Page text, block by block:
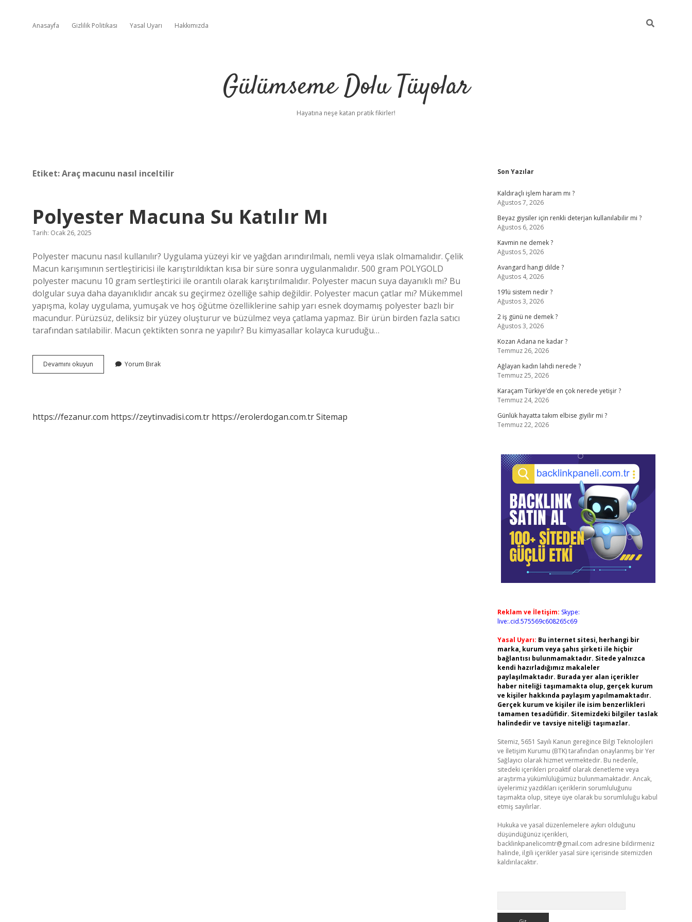
Anasayfa Gizlilik Politikası Yasal Uyarı Hakkımızda
Gülümseme Dolu Tüyolar
Hayatına neşe katan pratik fikirler!
Etiket:Araç macunu nasıl inceltilir
Polyester Macuna Su Katılır Mı
Tarih: Ocak 26, 2025
Polyester macunu nasıl kullanılır? Uygulama yüzeyi kir ve yağdan arındırılmalı, nemli veya ıslak olmamalıdır. Çelik
Macun karışımının sertleştiricisi ile karıştırıldıktan kısa bir süre sonra uygulanmalıdır. 500 gram POLYGOLD
polyester macunu 10 gram sertleştirici ile orantılı olarak karıştırılmalıdır. Polyester macun suya dayanıklı mı? Bu
dolgular suya daha dayanıklıdır ancak su geçirmez özelliğe sahip değildir. Polyester macun çatlar mı? Mükemmel
yapışma, kolay uygulama, yumuşak ve hoş öğütme özelliklerine sahip yarı esnek doymamış polyester bazlı bir
macundur. Pürüzsüz, deliksiz bir yüzey oluşturur ve büzülmez veya çatlama yapmaz. Bir ürün birden fazla satıcı
tarafından satılabilir. Macun çektikten sonra ne yapılır? Bu kimyasallar kolayca kuruduğu…
Devamını okuyun Polyester
Macuna
Yorum Bırak
https://fezanur.com https://zeytinvadisi.com.tr https://erolerdogan.com.trSitemap
Sidebar
Son Yazılar
Kaldıraçlı işlem haram mı ?
Ağustos 7, 2026
Beyaz giysiler için renkli deterjan kullanılabilir mi ?
Ağustos 6, 2026
Kavmin ne demek ?
Ağustos 5, 2026
Avangard hangi dilde ?
Ağustos 4, 2026
19’lü sistem nedir ?
Ağustos 3, 2026
2 iş günü ne demek ?
Ağustos 3, 2026
Kozan Adana ne kadar ?
Temmuz 26, 2026
Ağlayan kadın lahdi nerede ?
Temmuz 25, 2026
Karaçam Türkiye’de en çok nerede yetişir ?
Temmuz 24, 2026
Günlük hayatta takım elbise giyilir mi ?
Temmuz 22, 2026
Reklam ve İletişim: Skype:
live:.cid.575569c608265c69
Yasal Uyarı: Bu internet sitesi, herhangi bir
marka, kurum veya şahıs şirketi ile hiçbir
bağlantısı bulunmamaktadır. Sitede yalnızca
kendi hazırladığımız makaleler
paylaşılmaktadır. Burada yer alan içerikler
haber niteliği taşımamakta olup, gerçek kurum
ve kişiler hakkında paylaşım yapılmamaktadır.
Gerçek kurum ve kişiler ile isim benzerlikleri
tamamen tesadüfidir. Sitemizdeki bilgiler taslak
halindedir ve tavsiye niteliği taşımazlar.
Sitemiz, 5651 Sayılı Kanun gereğince Bilgi Teknolojileri
ve İletişim Kurumu (BTK) tarafından onaylanmış bir Yer
Sağlayıcı olarak hizmet vermektedir. Bu nedenle,
sitedeki içerikleri proaktif olarak denetleme veya
araştırma yükümlülüğümüz bulunmamaktadır. Ancak,
üyelerimiz yazdıkları içeriklerin sorumluluğunu
taşımakta olup, siteye üye olarak bu sorumluluğu kabul
etmiş sayılırlar.
Hukuka ve yasal düzenlemelere aykırı olduğunu
düşündüğünüz içerikleri,
backlinkpanelicomtr@gmail.com adresine bildirmeniz
halinde, ilgili içerikler yasal süre içerisinde sitemizden
kaldırılacaktır.
ilbet yeni girişilbet